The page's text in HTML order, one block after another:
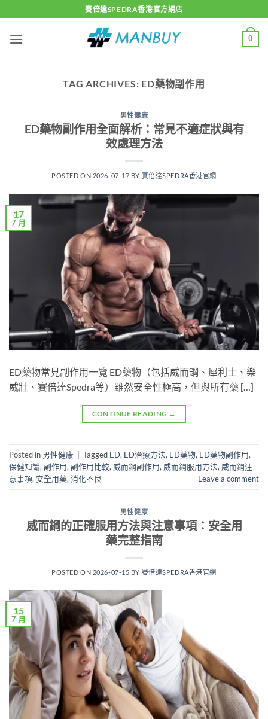
to
content
賽倍達SPEDRA香港官方網店
0
TAG ARCHIVES: ED藥物副作用
男性健康
ED藥物副作用全面解析：常見不適症狀與有
效處理方法
POSTED ON 2026-07-17 BY 賽倍達SPEDRA香港官網
17
7 月
ED藥物常見副作用一覽 ED藥物（包括威而鋼、犀利士、樂
威壯、賽倍達Spedra等）雖然安全性極高，但與所有藥 […]
CONTINUE READING →
Posted in 男性健康 Tagged ED, ED治療方法, ED藥物, ED藥物副作用,
保健知識,副作用,副作用比較, 威而鋼副作用, 威而鋼服用方法, 威而鋼注
意事項,安全用藥,消化不良 Leave a comment
男性健康
威而鋼的正確服用方法與注意事項：安全用
藥完整指南
POSTED ON 2026-07-15 BY 賽倍達SPEDRA香港官網
15
7 月